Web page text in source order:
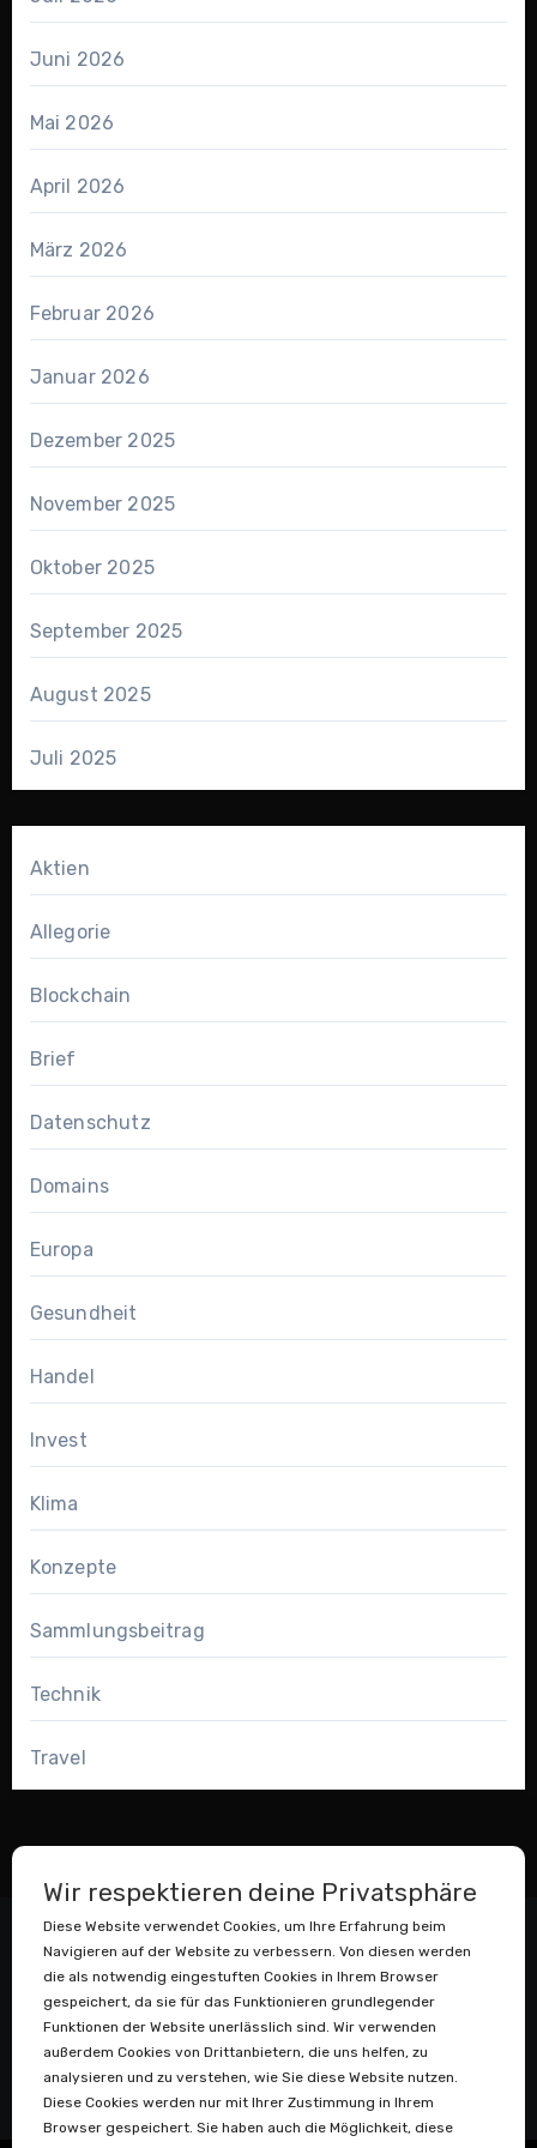
Juni 2026
Mai 2026
April 2026
März 2026
Februar 2026
Januar 2026
Dezember 2025
November 2025
Oktober 2025
September 2025
August 2025
Juli 2025
Aktien
Allegorie
Blockchain
Brief
Datenschutz
Domains
Europa
Gesundheit
Handel
Invest
Klima
Konzepte
Sammlungsbeitrag
Technik
Travel
Datenstaubsauger
Wir respektieren deine Privatsphäre
Diese Website verwendet Cookies, um Ihre Erfahrung beim
Navigieren auf der Website zu verbessern. Von diesen werden
die als notwendig eingestuften Cookies in Ihrem Browser
gespeichert, da sie für das Funktionieren grundlegender
Funktionen der Website unerlässlich sind. Wir verwenden
außerdem Cookies von Drittanbietern, die uns helfen, zu
analysieren und zu verstehen, wie Sie diese Website nutzen.
Diese Cookies werden nur mit Ihrer Zustimmung in Ihrem
Browser gespeichert. Sie haben auch die Möglichkeit, diese